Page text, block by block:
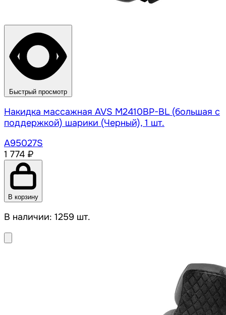
Быстрый просмотр
Накидка массажная AVS M2410BP-BL (большая с
поддержкой) шарики (Черный), 1 шт.
A95027S
1 774 ₽
В корзину
В наличии: 1259 шт.